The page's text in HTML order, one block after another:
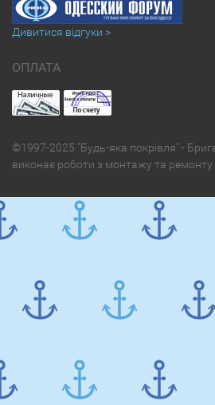
Дивитися відгуки >
ОПЛАТА
©1997-2025 "Будь-яка покрівля" -
виконає роботи з монтажу та ремонту